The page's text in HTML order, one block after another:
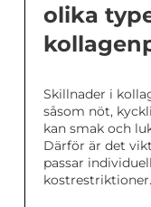
olika
Skillnader i
såsom nöt,
kan smak och
Därför är det
passar
kostrestriktioner.